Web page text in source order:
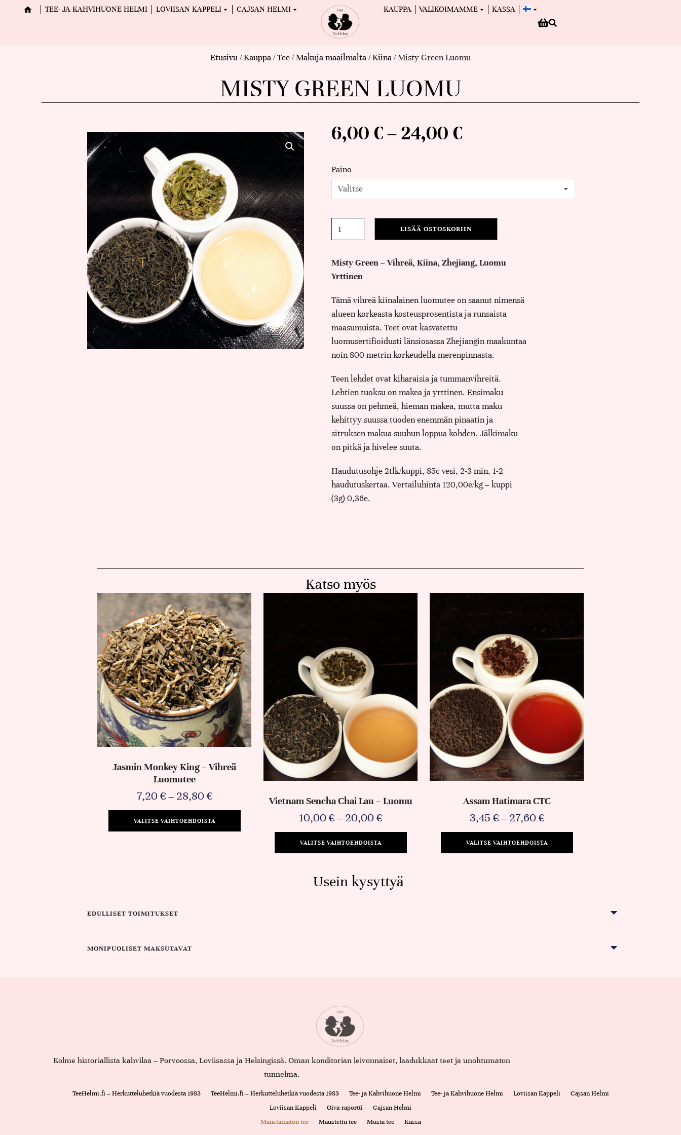
TEE- JA KAHVIHUONE HELMI LOVIISAN KAPPELI CAJSAN HELMI KAUPPA VALIKOIMAMME KASSA
Etusivu/Kauppa/Tee/Makuja maailmalta/Kiina/ Misty Green Luomu
MISTY GREEN LUOMU
6,00€– 24,00€
Paino
LISÄÄ OSTOSKORIIN
Misty Green – Vihreä, Kiina, Zhejiang, Luomu
Yrttinen
Tämä vihreä kiinalainen luomutee on saanut nimensä
alueen korkeasta kosteusprosentista ja runsaista
maasumuista. Teet ovat kasvatettu
luomusertifioidusti länsiosassa Zhejiangin maakuntaa
noin 800 metrin korkeudella merenpinnasta.
Teen lehdet ovat kiharaisia ja tummanvihreitä.
Lehtien tuoksu on makea ja yrttinen. Ensimaku
suussa on pehmeä, hieman makea, mutta maku
kehittyy suussa tuoden enemmän pinaatin ja
sitruksen makua suuhun loppua kohden. Jälkimaku
on pitkä ja hivelee suuta.
Haudutusohje 2tlk/kuppi, 85c vesi, 2-3 min, 1-2
haudutuskertaa. Vertailuhinta 120,00e/kg – kuppi
(3g) 0,36e.
Katso myös
Jasmin Monkey King – Vihreä
Luomutee
7,20€ – 28,80€
VALITSE VAIHTOEHDOISTA
Vietnam Sencha Chai Lau – Luomu
10,00€– 20,00€
VALITSE VAIHTOEHDOISTA
Assam Hatimara CTC
3,45 € – 27,60€
VALITSE VAIHTOEHDOISTA
Usein kysyttyä
EDULLISET TOIMITUKSET
MONIPUOLISET MAKSUTAVAT
Kolme historiallista kahvilaa – Porvoossa, Loviisassa ja Helsingissä. Oman konditorian leivonnaiset, laadukkaat teet ja unohtumaton
tunnelma.
TeeHelmi.fi – Herkutteluhetkiä vuodesta 1983 TeeHelmi.fi – Herkutteluhetkiä vuodesta 1983 Tee- ja Kahvihuone Helmi Tee- ja Kahvihuone Helmi Loviisan Kappeli
Cajsan Helmi
Loviisan Kappeli
Oiva-raportti
Cajsan Helmi
Maustamaton tee
Maustettu tee Musta tee Kassa